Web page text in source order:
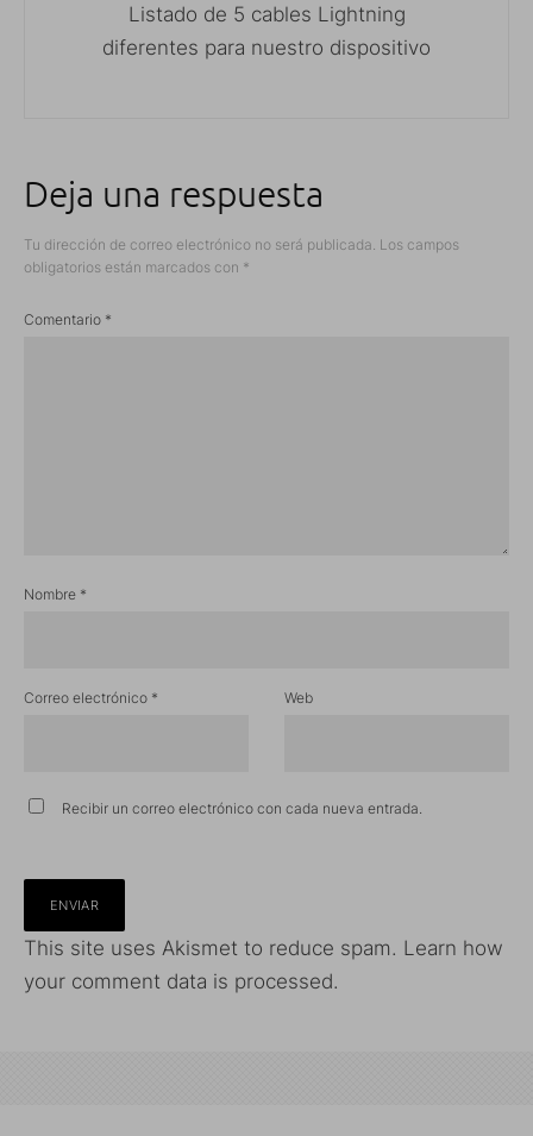
Listado de 5 cables Lightning
diferentes para nuestro dispositivo
Deja una respuesta
Tu dirección de correo electrónico no será publicada. Los campos
obligatorios están marcados con *
Comentario *
Nombre *
Correo electrónico * Web
Recibir un correo electrónico con cada nueva entrada.
This site uses Akismet to reduce spam. Learn how
your comment data is processed.